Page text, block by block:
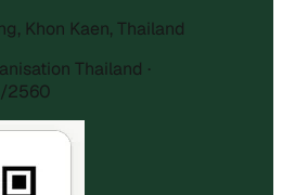
Khon Kaen, Thailand
Thailand ·
2560